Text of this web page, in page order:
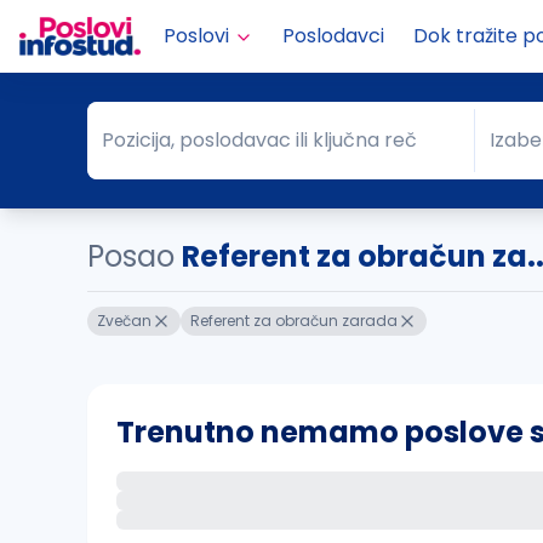
Poslovi Poslodavci Dok tražite
Pozicija, poslodavac ili ključna reč
Pozicija, poslodavac ili ključna reč Grad
Posao Referent za obračun
Zvečan Referent za obračun zarada
Trenutno nemamo poslove